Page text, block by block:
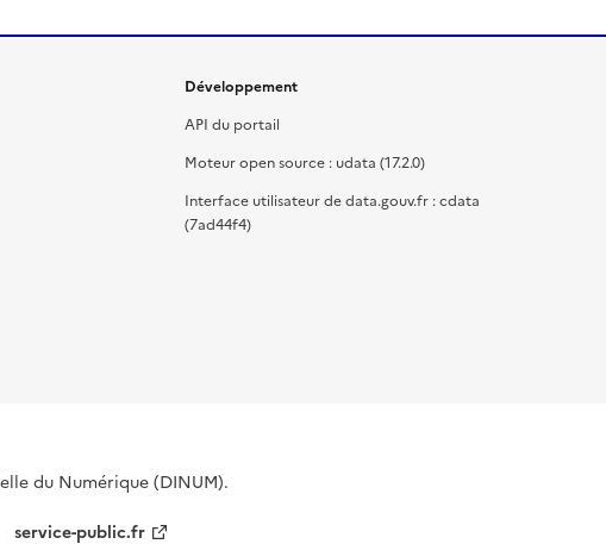
Développement
API du portail
Moteur open source : udata (17.2.0)
Interface utilisateur de data.gouv.fr : cdata
(7ad44f4)
du Numérique (DINUM).
service-public.fr